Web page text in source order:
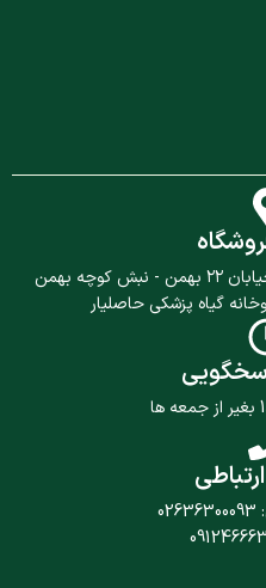
البرز - کرج - محمدشهر - ولدآباد - خیابان ۲۲ بهمن - نبش کوچه بهمن
گیاه پزشکی حاصلیار